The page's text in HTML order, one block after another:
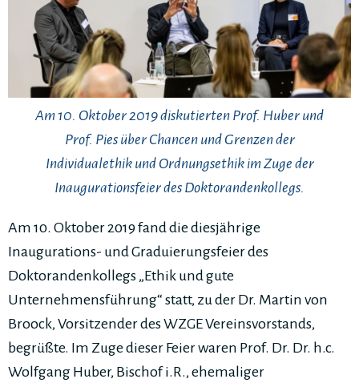
Am 10. Oktober 2019 diskutierten Prof. Huber und
Prof. Pies über Chancen und Grenzen der
Individualethik und Ordnungsethik im Zuge der
Inaugurationsfeier des Doktorandenkollegs.
Am 10. Oktober 2019 fand die diesjährige
Inaugurations- und Graduierungsfeier des
Doktorandenkollegs „Ethik und gute
Unternehmensführung“ statt, zu der Dr. Martin von
Broock, Vorsitzender des WZGE Vereinsvorstands,
begrüßte. Im Zuge dieser Feier waren Prof. Dr. Dr. h.c.
Wolfgang Huber, Bischof i.R., ehemaliger